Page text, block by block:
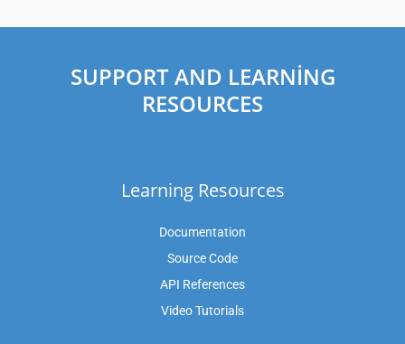
SUPPORT AND LEARNING
RESOURCES
Learning Resources
Documentation
Source Code
API References
Video Tutorials